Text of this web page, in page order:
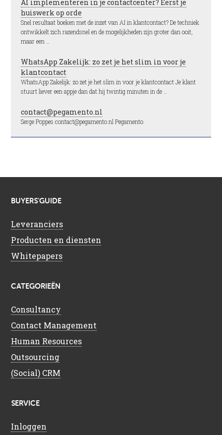
AI implementeren in je contactcenter? Eerst je
huiswerk op orde
Snel resultaat boeken met de inzet van AI in klantcontact? De techniek
ontwikkelt zich razendsnel en de mogelijkheden zijn groter dan ooit,
maar een …
WhatsApp Zakelijk: zo zet je het slim in voor je
klantcontact
WhatsApp Zakelijk: zo zet je het slim in voor je klantcontact Je klant
stuurt liever een appje dan dat hij twintig minuten in de …
contact@pegamento.nl
Serge Poppes contact@pegamento.nl Pegamento
BUYERS’GUIDE
Leveranciers
Producten en diensten
Whitepapers
CATEGORIEËN
Consultancy
Contact Management
Human Resources
Outsourcing
(Social) CRM
SERVICE
Inloggen